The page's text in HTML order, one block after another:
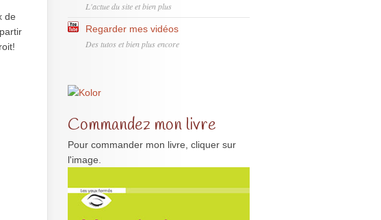
de
L'actue du site et bien plus
Regarder mes vidéos
Des tutos et bien plus encore
Commandez mon livre
Pour commander mon livre, cliquer sur
l'image.